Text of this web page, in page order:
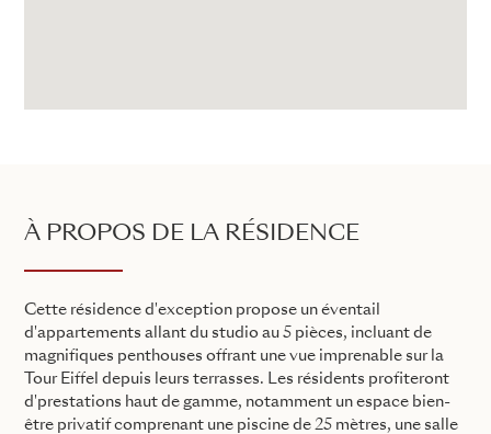
À PROPOS DE LA RÉSIDENCE
Cette résidence d'exception propose un éventail
d'appartements allant du studio au 5 pièces, incluant de
magnifiques penthouses offrant une vue imprenable sur la
Tour Eiffel depuis leurs terrasses. Les résidents profiteront
d'prestations haut de gamme, notamment un espace bien-
être privatif comprenant une piscine de 25 mètres, une salle